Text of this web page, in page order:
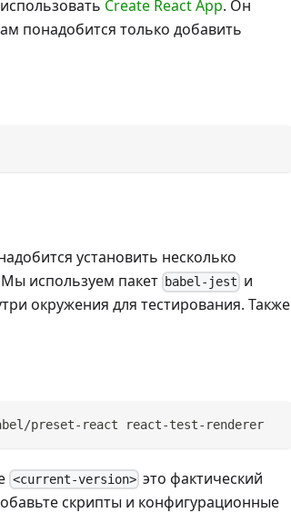
Create React App. Он
понадобится только добавить
установить несколько
используем пакет babel-jest и
окружения для тестирования. Также
preset-react react-test-renderer
<current-version>это фактический
скрипты и конфигурационные